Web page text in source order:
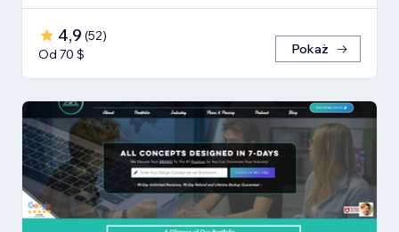
4,9 (52)
Od 70 $
Pokaż